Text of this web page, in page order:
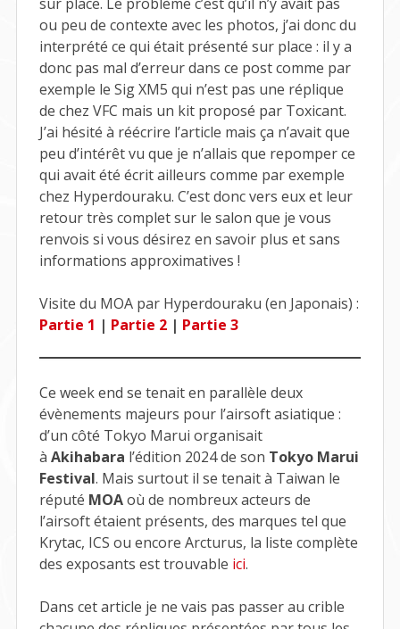
ou peu de contexte avec les photos, j’ai donc du
interprété ce qui était présenté sur place : il y a
donc pas mal d’erreur dans ce post comme par
exemple le Sig XM5 qui n’est pas une réplique
de chez VFC mais un kit proposé par Toxicant.
J’ai hésité à réécrire l’article mais ça n’avait que
peu d’intérêt vu que je n’allais que repomper ce
qui avait été écrit ailleurs comme par exemple
chez Hyperdouraku. C’est donc vers eux et leur
retour très complet sur le salon que je vous
renvois si vous désirez en savoir plus et sans
informations approximatives !
Visite du MOA par Hyperdouraku (en Japonais) :
Partie 1 | Partie 2| Partie 3
Ce week end se tenait en parallèle deux
évènements majeurs pour l’airsoft asiatique :
d’un côté Tokyo Marui organisait
à Akihabara l’édition 2024 de son Tokyo Marui
Festival. Mais surtout il se tenait à Taiwan le
réputé MOAoù de nombreux acteurs de
l’airsoft étaient présents, des marques tel que
Krytac, ICS ou encore Arcturus, la liste complète
des exposants est trouvable ici.
Dans cet article je ne vais pas passer au crible